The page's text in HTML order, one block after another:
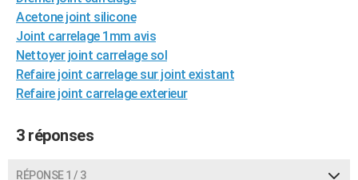
Alimentation
Guide de la santé
Maladies
Médicaments
Sommeil
VOYAGE
Voyage de noces
PHOTO
GUIDES D'ACHAT
CARTE DE VOEUX
Carte de Noël
Carte Bonne année
Carte Saint-Valentin
Carte Pâques
Carte d'anniversaire
Acetone joint silicone
Joint carrelage 1mm avis
Nettoyer joint carrelage sol
Refaire joint carrelage sur joint existant
Refaire joint carrelage exterieur
3 réponses
RÉPONSE 1 / 3